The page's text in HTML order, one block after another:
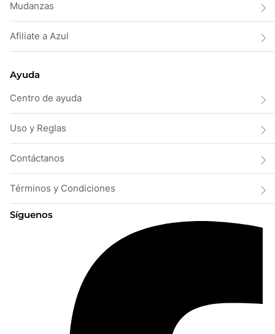
Mudanzas
Afiliate a Azul
Ayuda
Centro de ayuda
Uso y Reglas
Contáctanos
Términos y Condiciones
Síguenos